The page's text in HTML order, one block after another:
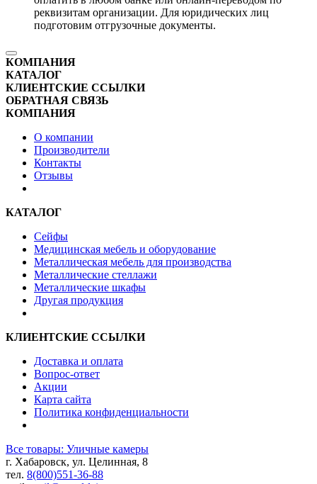
реквизитам организации. Для юридических лиц
подготовим отгрузочные документы.
КОМПАНИЯ
КАТАЛОГ
КЛИЕНТСКИЕ ССЫЛКИ
ОБРАТНАЯ СВЯЗЬ
КОМПАНИЯ
О компании
Производители
Контакты
Отзывы
КАТАЛОГ
Сейфы
Медицинская мебель и оборудование
Металлическая мебель для производства
Металлические стеллажи
Металлические шкафы
Другая продукция
КЛИЕНТСКИЕ ССЫЛКИ
Доставка и оплата
Вопрос-ответ
Акции
Карта сайта
Политика конфиденциальности
Все товары: Уличные камеры
г. Хабаровск, ул. Целинная, 8
тел. 8(800)551-36-88